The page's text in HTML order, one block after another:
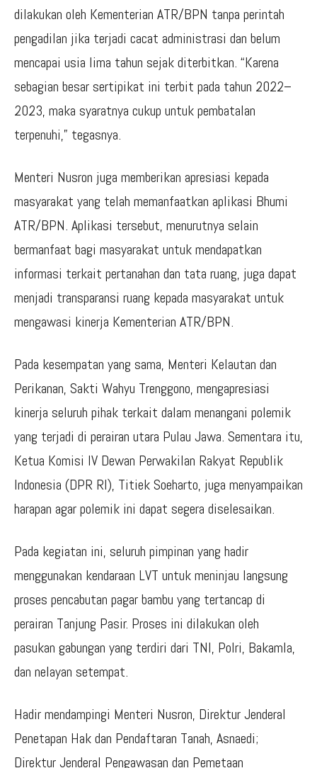
dilakukan oleh Kementerian ATR/BPN tanpa perintah
pengadilan jika terjadi cacat administrasi dan belum
mencapai usia lima tahun sejak diterbitkan. “Karena
sebagian besar sertipikat ini terbit pada tahun 2022–
2023, maka syaratnya cukup untuk pembatalan
terpenuhi,” tegasnya.
Menteri Nusron juga memberikan apresiasi kepada
masyarakat yang telah memanfaatkan aplikasi Bhumi
ATR/BPN. Aplikasi tersebut, menurutnya selain
bermanfaat bagi masyarakat untuk mendapatkan
informasi terkait pertanahan dan tata ruang, juga dapat
menjadi transparansi ruang kepada masyarakat untuk
mengawasi kinerja Kementerian ATR/BPN.
Pada kesempatan yang sama, Menteri Kelautan dan
Perikanan, Sakti Wahyu Trenggono, mengapresiasi
kinerja seluruh pihak terkait dalam menangani polemik
yang terjadi di perairan utara Pulau Jawa. Sementara itu,
Ketua Komisi IV Dewan Perwakilan Rakyat Republik
Indonesia (DPR RI), Titiek Soeharto, juga menyampaikan
harapan agar polemik ini dapat segera diselesaikan.
Pada kegiatan ini, seluruh pimpinan yang hadir
menggunakan kendaraan LVT untuk meninjau langsung
proses pencabutan pagar bambu yang tertancap di
perairan Tanjung Pasir. Proses ini dilakukan oleh
pasukan gabungan yang terdiri dari TNI, Polri, Bakamla,
dan nelayan setempat.
Hadir mendampingi Menteri Nusron, Direktur Jenderal
Penetapan Hak dan Pendaftaran Tanah, Asnaedi;
Direktur Jenderal Pengawasan dan Pemetaan